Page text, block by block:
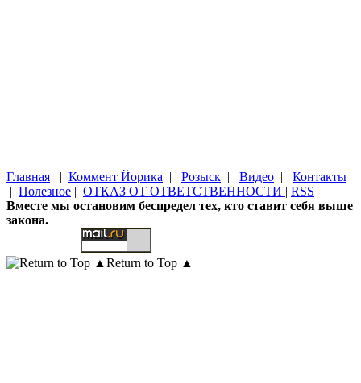
Главная | Коммент Йорика | Розыск | Видео | Контакты
| Полезное | ОТКАЗ ОТ ОТВЕТСТВЕННОСТИ | RSS
Вместе мы остановим беспредел тех, кто ставит себя выше
закона.
Return to Top ▲